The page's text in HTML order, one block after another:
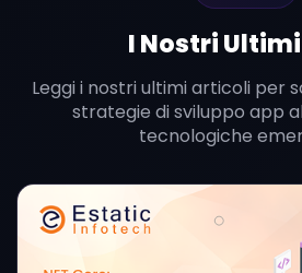
I Nostri Ultimi
Leggi i nostri ultimi articoli per
strategie di sviluppo app
tecnologiche